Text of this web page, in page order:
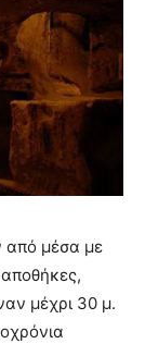
από μέσα με
αποθήκες,
μέχρι 30 μ.